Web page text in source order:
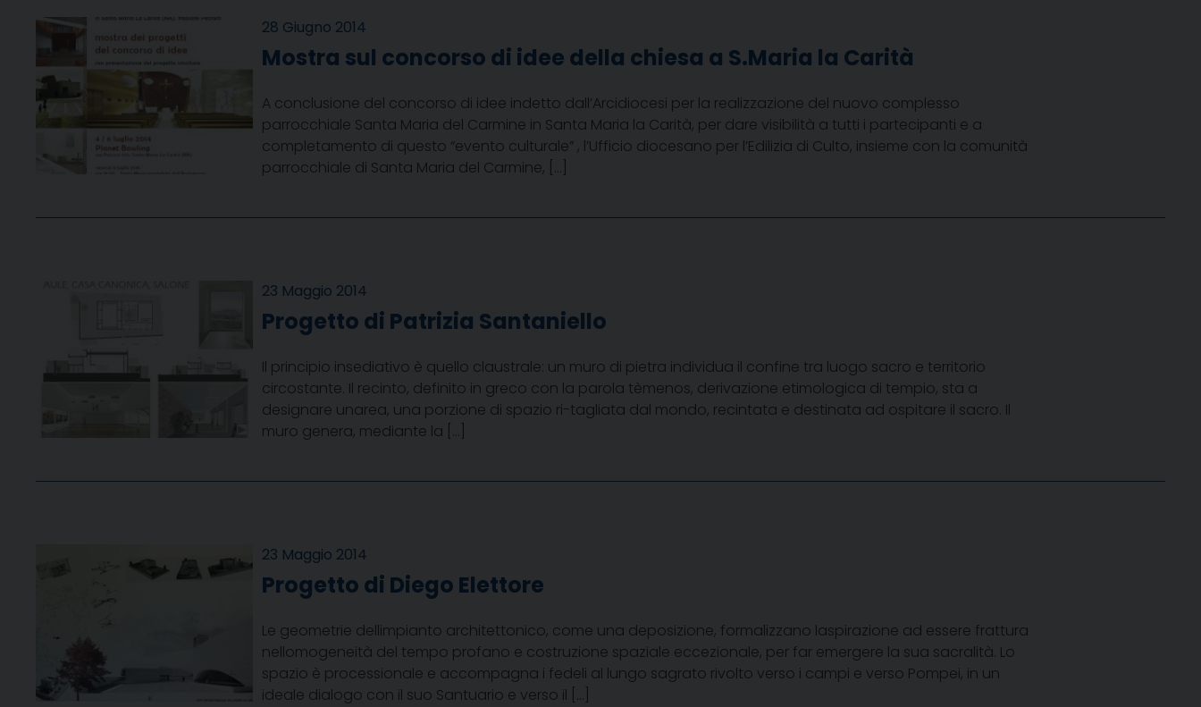
28 Giugno 2014
Mostra sul concorso di idee della chiesa a S.Maria la Carità
A conclusione del concorso di idee indetto dall’Arcidiocesi per la realizzazione del nuovo complesso
parrocchiale Santa Maria del Carmine in Santa Maria la Carità, per dare visibilità a tutti i partecipanti e a
completamento di questo “evento culturale” , l’Ufficio diocesano per l’Edilizia di Culto, insieme con la comunità
parrocchiale di Santa Maria del Carmine, […]
23 Maggio 2014
Progetto di Patrizia Santaniello
Il principio insediativo è quello claustrale: un muro di pietra individua il confine tra luogo sacro e territorio
circostante. Il recinto, definito in greco con la parola tèmenos, derivazione etimologica di tempio, sta a
designare unarea, una porzione di spazio ri-tagliata dal mondo, recintata e destinata ad ospitare il sacro. Il
muro genera, mediante la […]
23 Maggio 2014
Progetto di Diego Elettore
Le geometrie dellimpianto architettonico, come una deposizione, formalizzano laspirazione ad essere frattura
nellomogeneità del tempo profano e costruzione spaziale eccezionale, per far emergere la sua sacralità. Lo
spazio è processionale e accompagna i fedeli al lungo sagrato rivolto verso i campi e verso Pompei, in un
ideale dialogo con il suo Santuario e verso il […]